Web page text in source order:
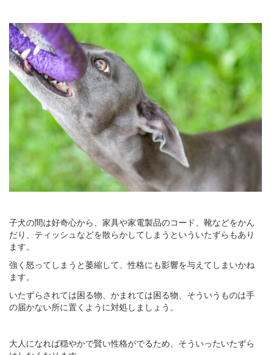
子犬の間は好奇心から、家具や家電製品のコード、靴などをかん
だり、ティッシュなどを散らかしてしまうといういたずらもあり
ます。
強く怒ってしまうと萎縮して、性格にも影響を与えてしまいかね
ます。
いたずらされては困る物、かまれては困る物、そういうものは手
の届かない所に置くように対処しましょう。
大人になれば穏やかで賢い性格がでるため、そういったいたずら